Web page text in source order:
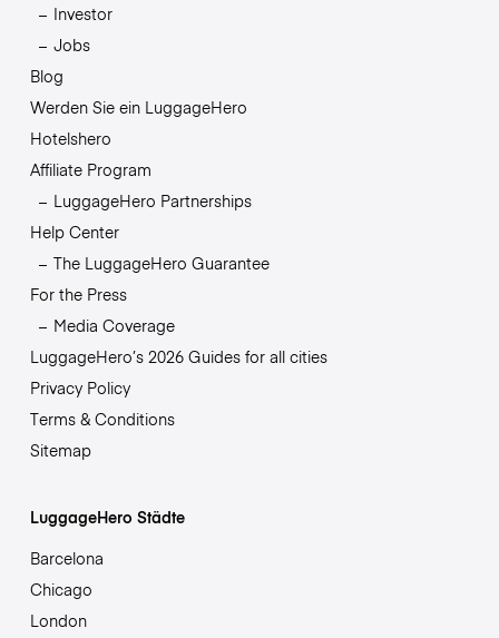
Investor
Jobs
Blog
Werden Sie ein LuggageHero
Hotelshero
Affiliate Program
LuggageHero Partnerships
Help Center
The LuggageHero Guarantee
For the Press
Media Coverage
LuggageHero’s 2026 Guides for all cities
Privacy Policy
Terms & Conditions
Sitemap
LuggageHero Städte
Barcelona
Chicago
London